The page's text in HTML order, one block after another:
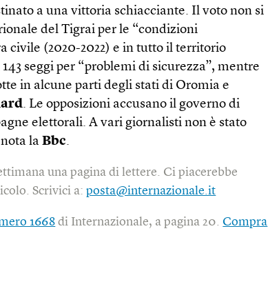
a una vittoria schiacciante. Il voto non si
del Tigrai per le “condizioni
civile (2020-2022) e in tutto il territorio
seggi per “problemi di sicurezza”, mentre
in alcune parti degli stati di Oromia e
. Le opposizioni accusano il governo di
elettorali. A vari giornalisti non è stato
nota laBbc.
una pagina di lettere. Ci piacerebbe
Scrivici a:posta@internazionale.it
1668 di Internazionale, a pagina 20.Compra